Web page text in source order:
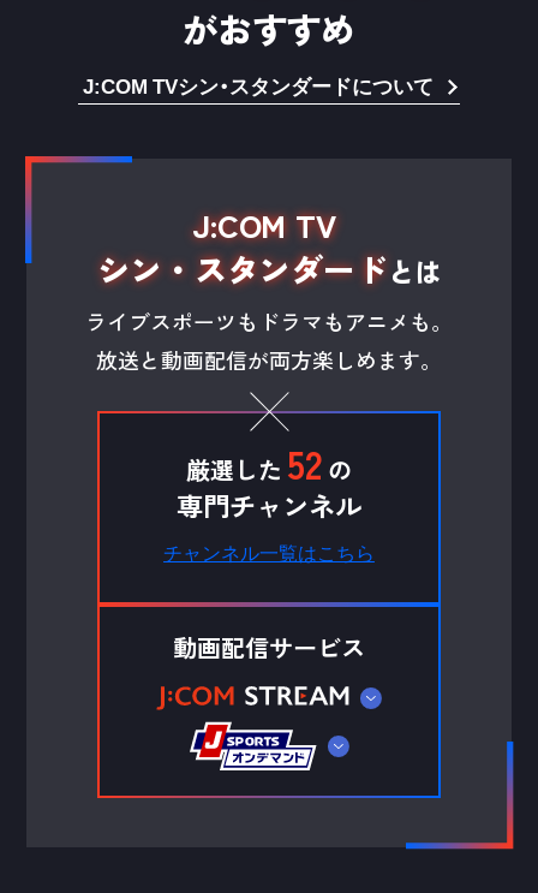
がおすすめ
J:COM TVシン・スタンダードについて
J:COM TV
シン・スタンダードとは
ライブスポーツもドラマもアニメも。
放送と動画配信が両方楽しめます。
厳選した 52 の
専門チャンネル
チャンネル一覧はこちら
動画配信サービス